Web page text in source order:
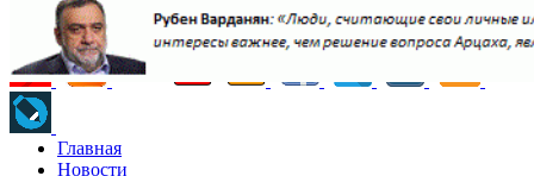
Главная
Новости